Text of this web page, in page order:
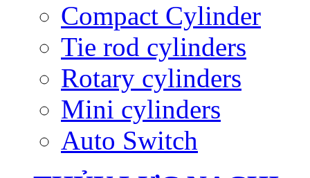
Compact Cylinder
Tie rod cylinders
Rotary cylinders
Mini cylinders
Auto Switch